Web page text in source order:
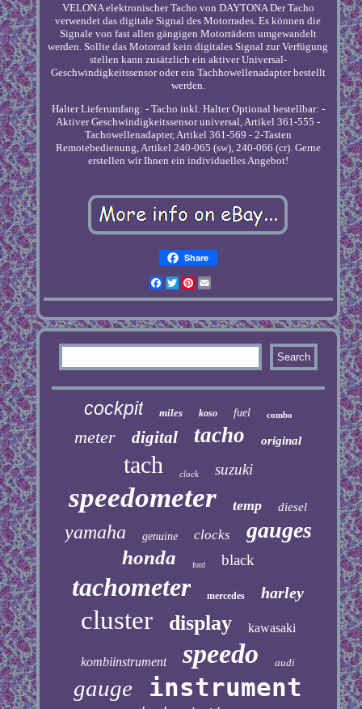
VELONA elektronischer Tacho von DAYTONA Der Tacho
verwendet das digitale Signal des Motorrades. Es können die
Signale von fast allen gängigen Motorrädern umgewandelt
werden. Sollte das Motorrad kein digitales Signal zur Verfügung
stellen kann zusätzlich ein aktiver Universal-
Geschwindigkeitssensor oder ein Tachhowellenadapter bestellt
werden.
Halter Lieferumfang: - Tacho inkl. Halter Optional bestellbar: -
Aktiver Geschwindigkeitssensor universal, Artikel 361-555 -
Tachowellenadapter, Artikel 361-569 - 2-Tasten
Remotebedienung, Artikel 240-065 (sw), 240-066 (cr). Gerne
erstellen wir Ihnen ein individuelles Angebot!
Share
Facebook
TwitterPinterest
cockpit miles koso fuel combo
meter digital tacho original
tach clock suzuki
speedometer temp diesel
yamaha genuine clocks gauges
honda ford black
tachometer mercedes harley
cluster display kawasaki
kombiinstrument speedo audi
gauge instrument